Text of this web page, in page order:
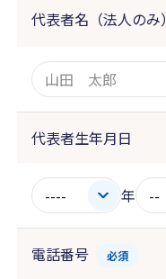
代表者名（法人のみ）
代表者生年月日
年
電話番号 必須